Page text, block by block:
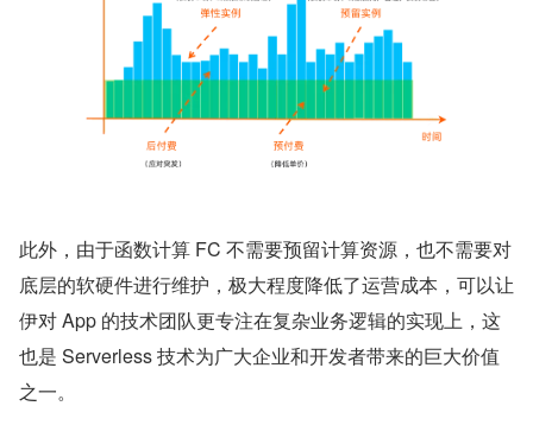
此外，由于函数计算 FC 不需要预留计算资源，也不需要对
底层的软硬件进行维护，极大程度降低了运营成本，可以让
伊对 App 的技术团队更专注在复杂业务逻辑的实现上，这
也是 Serverless 技术为广大企业和开发者带来的巨大价值
之一。